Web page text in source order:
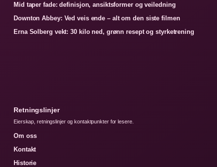
Mid taper fade: definisjon, ansiktsformer og veiledning
Downton Abbey: Ved veis ende – alt om den siste filmen
Erna Solberg vekt: 30 kilo ned, grønn resept og styrketrening
Retningslinjer
Eierskap, retningslinjer og kontaktpunkter for lesere.
Om oss
Kontakt
Historie